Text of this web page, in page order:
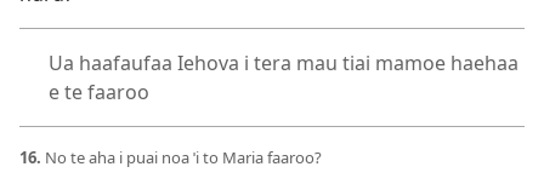
Ua haafaufaa Iehova i tera mau tiai mamoe haehaa
e te faaroo
16. No te aha i puai noa ˈi to Maria faaroo?